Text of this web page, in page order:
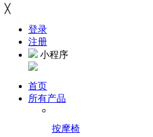
╳
登录
注册
小程序
首页
所有产品
按摩椅